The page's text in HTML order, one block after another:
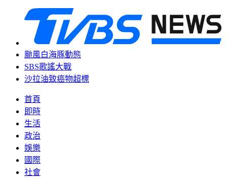
颱風白海豚動態
SBS歌謠大戰
沙拉油致癌物超標
首頁
即時
生活
政治
娛樂
國際
社會